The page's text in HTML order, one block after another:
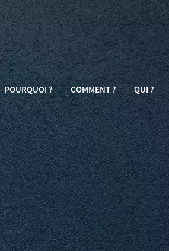
POURQUOI ? COMMENT ? QUI ?